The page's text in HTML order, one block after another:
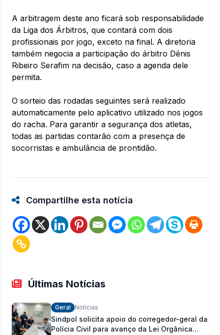
A arbitragem deste ano ficará sob responsabilidade
da Liga dos Árbitros, que contará com dois
profissionais por jogo, exceto na final. A diretoria
também negocia a participação do árbitro Dênis
Ribeiro Serafim na decisão, caso a agenda dele
permita.
O sorteio das rodadas seguintes será realizado
automaticamente pelo aplicativo utilizado nos jogos
do racha. Para garantir a segurança dos atletas,
todas as partidas contarão com a presença de
socorristas e ambulância de prontidão.
Compartilhe esta notícia
Últimas Notícias
Geral Notícias
Sindpol solicita apoio do corregedor-geral da
Polícia Civil para avanço da Lei Orgânica